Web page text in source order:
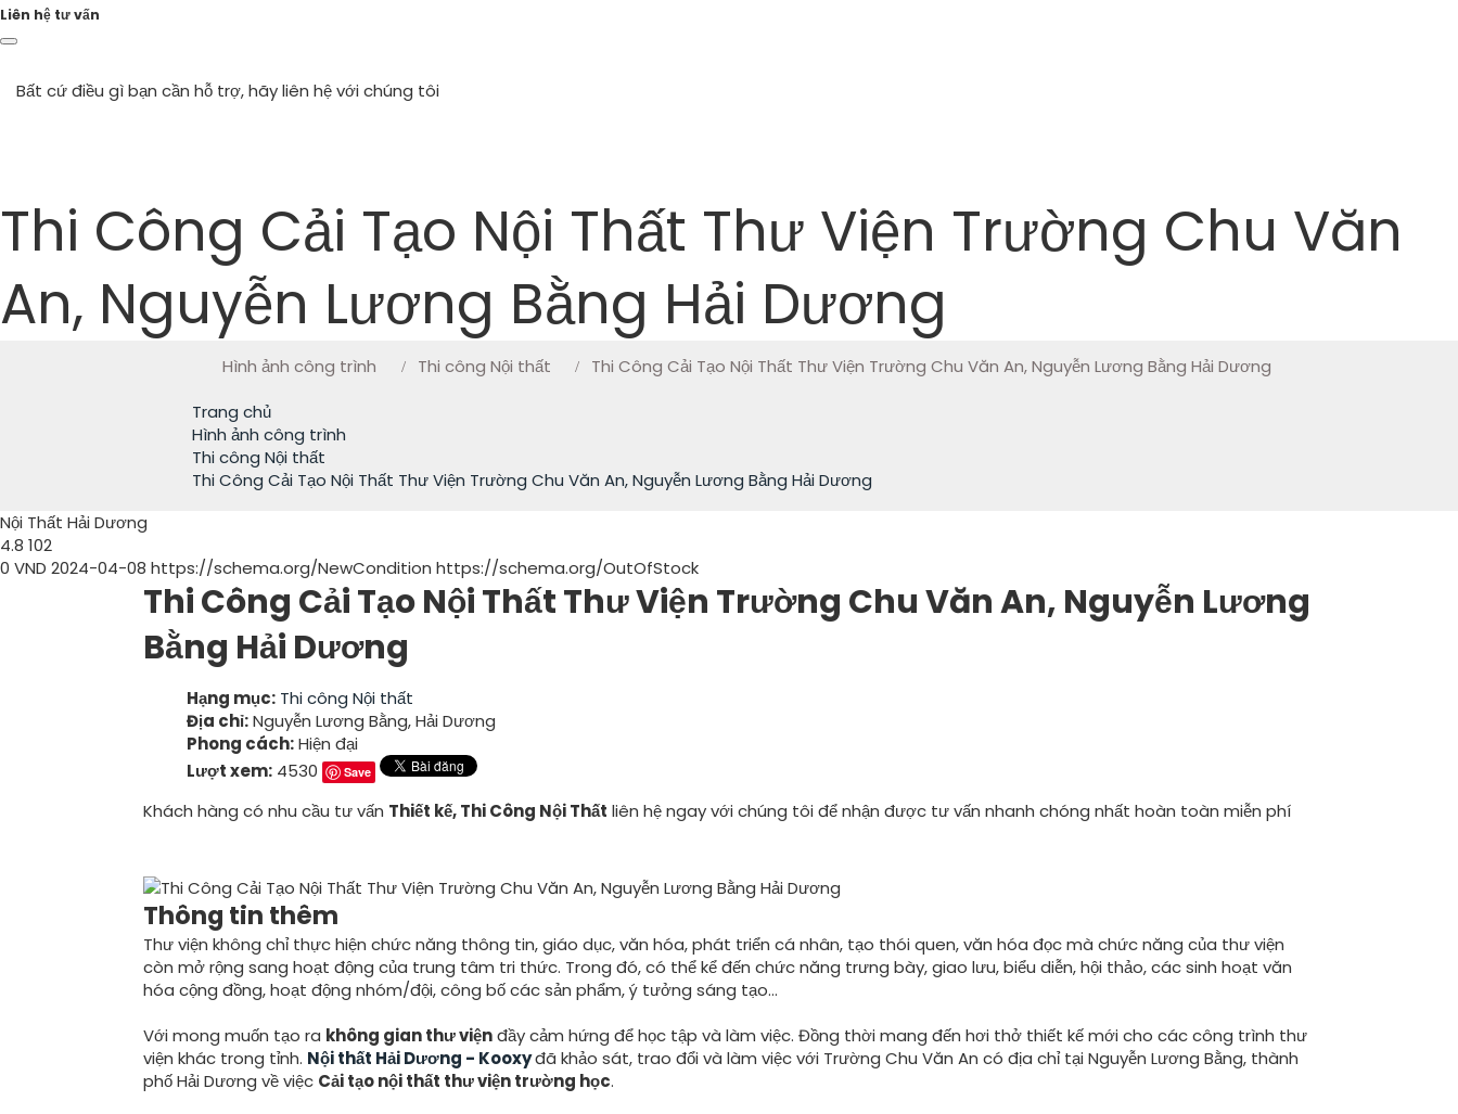
Liên hệ tư vấn
Bất cứ điều gì bạn cần hỗ trợ, hãy liên hệ với chúng tôi
Thi Công Cải Tạo Nội Thất Thư Viện Trường Chu Văn
An, Nguyễn Lương Bằng Hải Dương
Hình ảnh công trình Thi công Nội thất
Thi Công Cải Tạo Nội Thất Thư Viện Trường Chu Văn An, Nguyễn Lương Bằng Hải Dương
Trang chủ
Hình ảnh công trình
Thi công Nội thất
Thi Công Cải Tạo Nội Thất Thư Viện Trường Chu Văn An, Nguyễn Lương Bằng Hải Dương
Nội Thất Hải Dương
4.8 102
0 VND 2024-04-08 https://schema.org/NewCondition https://schema.org/OutOfStock
Thi Công Cải Tạo Nội Thất Thư Viện Trường Chu Văn An, Nguyễn Lương
Bằng Hải Dương
Hạng mục: Thi công Nội thất
Địa chỉ:Nguyễn Lương Bằng, Hải Dương
Phong cách:Hiện đại
Lượt xem: 4530 Save
Khách hàng có nhu cầu tư vấn Thiết kế, Thi Công Nội Thất liên hệ ngay với chúng tôi để nhận được tư vấn nhanh chóng nhất hoàn toàn miễn phí
Thông tin thêm
Thư viện không chỉ thực hiện chức năng thông tin, giáo dục, văn hóa, phát triển cá nhân, tạo thói quen, văn hóa đọc mà chức năng của thư viện
còn mở rộng sang hoạt động của trung tâm tri thức. Trong đó, có thể kể đến chức năng trưng bày, giao lưu, biểu diễn, hội thảo, các sinh hoạt văn
hóa cộng đồng, hoạt động nhóm/đội, công bố các sản phẩm, ý tưởng sáng tạo…
Với mong muốn tạo ra không gian thư việnđầy cảm hứng để học tập và làm việc. Đồng thời mang đến hơi thở thiết kế mới cho các công trình thư
viện khác trong tỉnh. Nội thất Hải Dương - Kooxyđã khảo sát, trao đổi và làm việc với Trường Chu Văn An có địa chỉ tại Nguyễn Lương Bằng, thành
phố Hải Dương về việc Cải tạo nội thất thư viện trường học.